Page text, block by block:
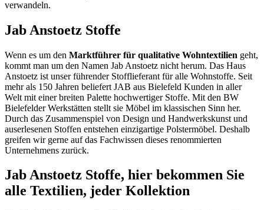
verwandeln.
Jab Anstoetz Stoffe
Wenn es um den Marktführer für qualitative Wohntextilien geht,
kommt man um den Namen Jab Anstoetz nicht herum. Das Haus
Anstoetz ist unser führender Stofflieferant für alle Wohnstoffe. Seit
mehr als 150 Jahren beliefert JAB aus Bielefeld Kunden in aller
Welt mit einer breiten Palette hochwertiger Stoffe. Mit den BW
Bielefelder Werkstätten stellt sie Möbel im klassischen Sinn her.
Durch das Zusammenspiel von Design und Handwerkskunst und
auserlesenen Stoffen entstehen einzigartige Polstermöbel. Deshalb
greifen wir gerne auf das Fachwissen dieses renommierten
Unternehmens zurück.
Jab Anstoetz Stoffe, hier bekommen Sie
alle Textilien, jeder Kollektion